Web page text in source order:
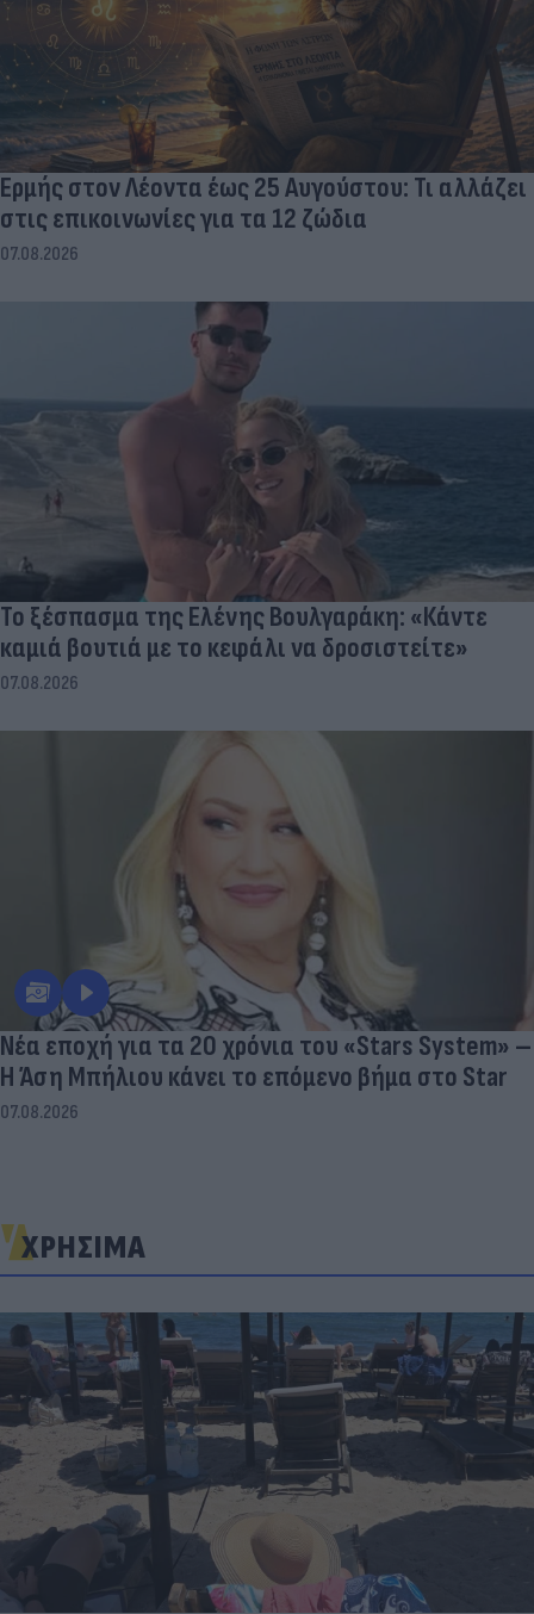
Ερμής στον Λέοντα έως 25 Αυγούστου: Τι αλλάζει
στις επικοινωνίες για τα 12 ζώδια
07.08.2026
Το ξέσπασμα της Ελένης Βουλγαράκη: «Κάντε
καμιά βουτιά με το κεφάλι να δροσιστείτε»
07.08.2026
Νέα εποχή για τα 20 χρόνια του «Stars System» –
Η Άση Μπήλιου κάνει το επόμενο βήμα στο Star
07.08.2026
ΧΡΗΣΙΜΑ